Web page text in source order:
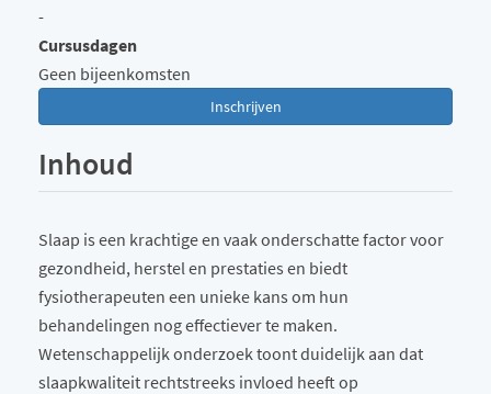
-
Cursusdagen
Geen bijeenkomsten
Inschrijven
Inhoud
Slaap is een krachtige en vaak onderschatte factor voor
gezondheid, herstel en prestaties en biedt
fysiotherapeuten een unieke kans om hun
behandelingen nog effectiever te maken.
Wetenschappelijk onderzoek toont duidelijk aan dat
slaapkwaliteit rechtstreeks invloed heeft op